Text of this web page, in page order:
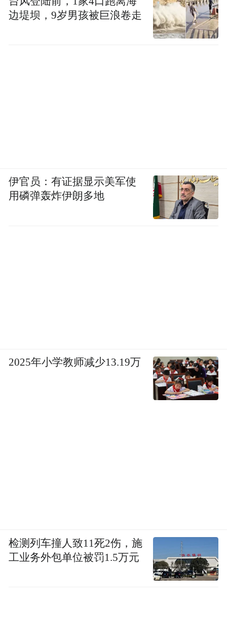
边堤坝，9岁男孩被巨浪卷走
伊官员：有证据显示美军使
用磷弹轰炸伊朗多地
2025年小学教师减少13.19万
检测列车撞人致11死2伤，施
工业务外包单位被罚1.5万元